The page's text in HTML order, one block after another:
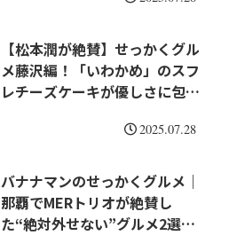
【松本潤が絶賛】せっかくグル
メ藤沢編！「いわかめ」のスフ
レチーズケーキが優しさに包ま
2025.07.28
バナナマンのせっかくグルメ｜
那覇でMERトリオが絶賛し
た“絶対外せない”グルメ2選と